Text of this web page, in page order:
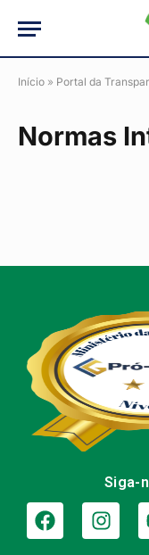
Início » Portal da
Normas
Siga-